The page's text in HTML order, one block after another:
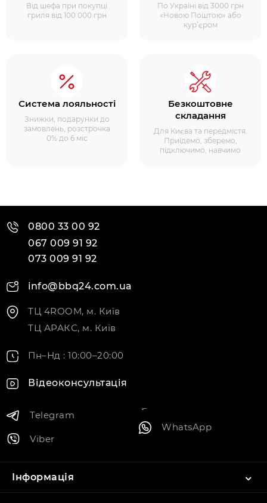
Від шефа при покупці
гриля від 100 000 грн
По Україні від 3000 грн
«Новою Поштою» або
кур’єром
Система лояльності
Знижки, подарунки до
замовлень, розстрочка
0% до 6 міс
Безкоштовне
складання
Для Києва та передмістя.
Приїдемо, зберемо,
підключимо, навчимо
0800 33 00 92
067 009 91 92
073 009 91 92
info@bbq24.com.ua
ТЦ 4ROOM, м. Київ
ТЦ АРАКС, м. Київ
Пн–Нд : 10:00–20:00
Відеоконсультація
Telegram
Viber
WhatsApp
Інформація